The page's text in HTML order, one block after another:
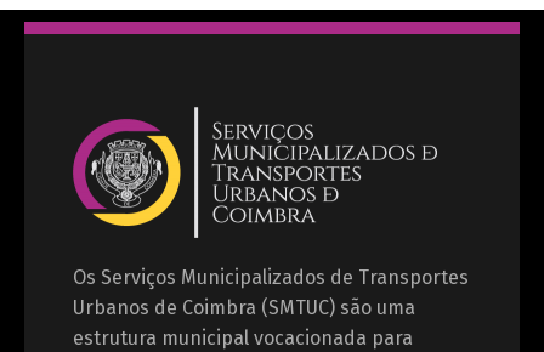
Os Serviços Municipalizados de Transportes
Urbanos de Coimbra (SMTUC) são uma
estrutura municipal vocacionada para